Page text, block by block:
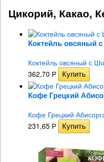
Цикорий, Какао,
Коктейль овсяный
Коктейль овсяный с
362,70 Р
Кофе Грецкий
Кофе Грецкий
231,65 Р